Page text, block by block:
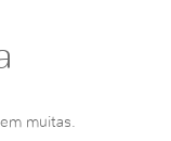
muitas.